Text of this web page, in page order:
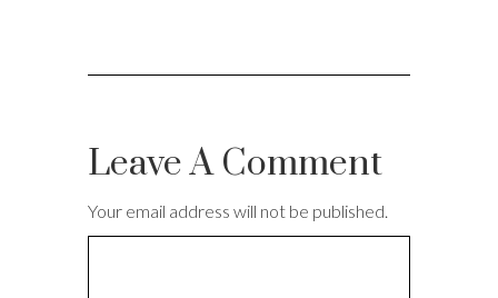
Leave A Comment
Your email address will not be published.